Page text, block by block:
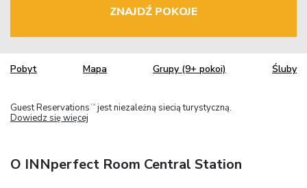
ZNAJDŹ POKOJE
Pobyt Mapa Grupy (9+ pokoi) Śluby
Guest Reservations TM jest niezależną siecią turystyczną.
Dowiedz się więcej
O INNperfect Room Central Station